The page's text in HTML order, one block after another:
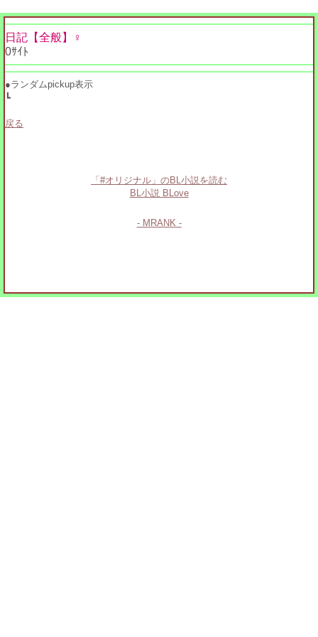
日記【全般】♀
0ｻｲﾄ
●ランダムpickup表示
┗
戻る
「#オリジナル」のBL小説を読む
BL小説 BLove
- MRANK -